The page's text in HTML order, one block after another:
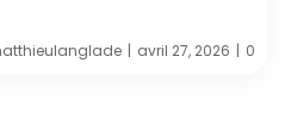
| avril 27, 2026 | 0